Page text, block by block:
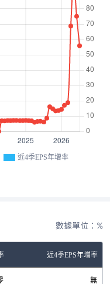
近4季EPS年增率
數據單位：%
近4季EPS年增率
無